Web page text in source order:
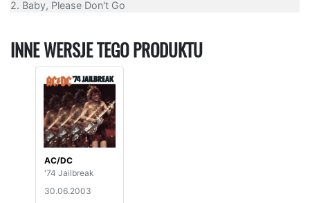
2. Baby, Please Don't Go
INNE WERSJE TEGO PRODUKTU
AC/DC
'74 Jailbreak
30.06.2003